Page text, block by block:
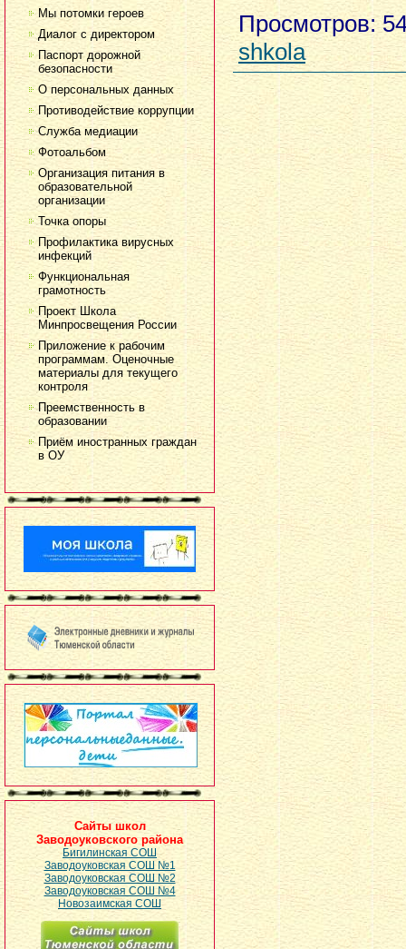
Мы потомки героев
Диалог с директором
Паспорт дорожной
безопасности
О персональных данных
Противодействие коррупции
Служба медиации
Фотоальбом
Организация питания в
образовательной
организации
Точка опоры
Профилактика вирусных
инфекций
Функциональная
грамотность
Проект Школа
Минпросвещения России
Приложение к рабочим
программам. Оценочные
материалы для текущего
контроля
Преемственность в
образовании
Приём иностранных граждан
в ОУ
Сайты школ
Заводоуковского района
Бигилинская СОШ
Заводоуковская СОШ №1
Заводоуковская СОШ №2
Заводоуковская СОШ №4
Новозаимская СОШ
Просмотров:
shkola